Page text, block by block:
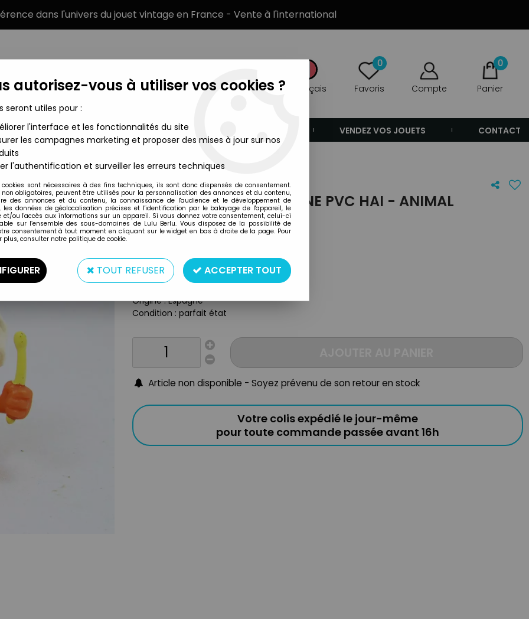
dans l'univers du jouet vintage en France - Vente à l'international
Français
0
Favoris Compte
0
Panier
MARQUES TYPE DE PRODUIT VENDEZ VOS JOUETS CONTACT
Babies - Figurine Pvc HAI - Animal
HAI
MUPPET BABIES - FIGURINE PVC HAI - ANIMAL
AR0005977
Matière : plastique
Taille : 6cm
Origine : Espagne
Condition : parfait état
Article non disponible - Soyez prévenu de son retour en stock
Votre colis expédié le jour-même
pour toute commande passée avant 16h
autorisez-vous à utiliser vos cookies ?
seront utiles pour :
l'interface et les fonctionnalités du site
les campagnes marketing et proposer des mises à jour sur nos
l'authentification et surveiller les erreurs techniques
cookies sont nécessaires à des fins techniques, ils sont donc dispensés de consentement.
non obligatoires, peuvent être utilisés pour la personnalisation des annonces et du contenu,
des annonces et du contenu, la connaissance de l'audience et le développement de
les données de géolocalisation précises et l'identification par le balayage de l'appareil, le
et/ou l'accès aux informations sur un appareil. Si vous donnez votre consentement, celui-ci
sur l’ensemble des sous-domaines de Lulu Berlu. Vous disposez de la possibilité de
consentement à tout moment en cliquant sur le widget en bas à droite de la page. Pour
plus, consulter notre politique de cookie.
TOUT REFUSER ACCEPTER TOUT